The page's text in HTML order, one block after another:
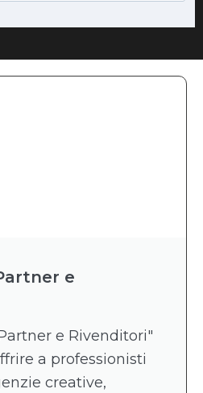
e
e Rivenditori"
a professionisti
creative,